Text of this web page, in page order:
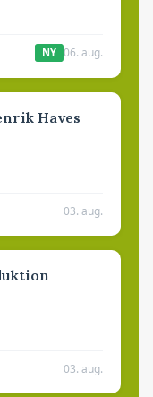
NY 06. aug.
Haves
03. aug.
03. aug.